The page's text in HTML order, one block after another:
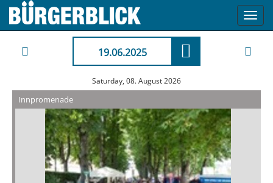
19.06.2025
Saturday, 08. August 2026
Innpromenade